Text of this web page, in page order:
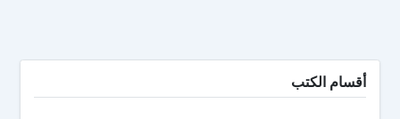
أقسام الكتب